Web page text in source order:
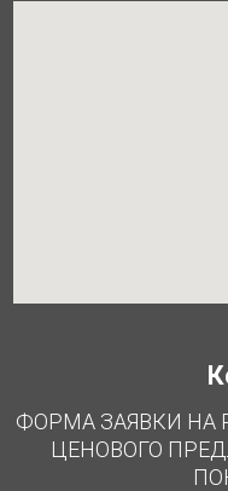
ФОРМА ЗАЯВКИ НА
ЦЕНОВОГО